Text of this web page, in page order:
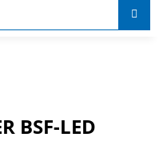
BSF-LED